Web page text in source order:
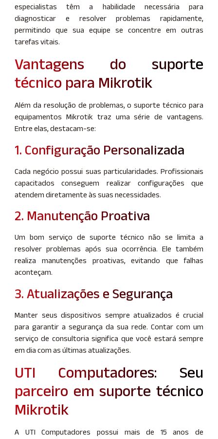
especialistas têm a habilidade necessária para
diagnosticar e resolver problemas rapidamente,
permitindo que sua equipe se concentre em outras
tarefas vitais.
Vantagens do suporte
técnico para Mikrotik
Além da resolução de problemas, o suporte técnico para
equipamentos Mikrotik traz uma série de vantagens.
Entre elas, destacam-se:
1. Configuração Personalizada
Cada negócio possui suas particularidades. Profissionais
capacitados conseguem realizar configurações que
atendem diretamente às suas necessidades.
2. Manutenção Proativa
Um bom serviço de suporte técnico não se limita a
resolver problemas após sua ocorrência. Ele também
realiza manutenções proativas, evitando que falhas
aconteçam.
3. Atualizações e Segurança
Manter seus dispositivos sempre atualizados é crucial
para garantir a segurança da sua rede. Contar com um
serviço de consultoria significa que você estará sempre
em dia com as últimas atualizações.
UTI Computadores: Seu
parceiro em suporte técnico
Mikrotik
A UTI Computadores possui mais de 15 anos de